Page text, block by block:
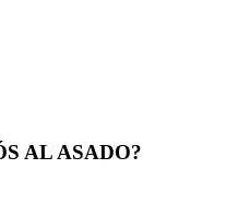
AL ASADO?